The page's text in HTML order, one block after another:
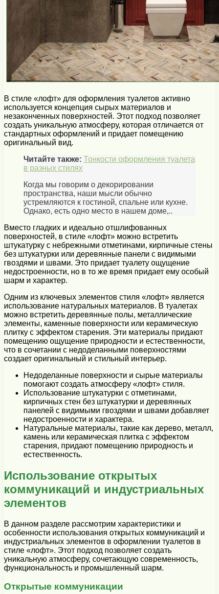
В стиле «лофт» для оформления туалетов активно
используется концепция сырых материалов и
незаконченных поверхностей. Этот подход позволяет
создать уникальную атмосферу, которая отличается от
стандартных оформлений и придает помещению
оригинальный вид.
Читайте также: Тонкости оформления туалета
в разных стилях
Когда мы говорим о декорировании
пространства, наши мысли обычно
устремляются к гостиной, спальне или кухне.
Однако, есть одно место в нашем доме,..
Вместо гладких и идеально отшлифованных
поверхностей, в стиле «лофт» можно встретить
штукатурку с небрежными отметинами, кирпичные стены
без штукатурки или деревянные панели с видимыми
гвоздями и швами. Это придает туалету ощущение
недостроенности, но в то же время придает ему особый
шарм и характер.
Одним из ключевых элементов стиля «лофт» является
использование натуральных материалов. В туалетах
можно встретить деревянные полы, металлические
элементы, каменные поверхности или керамическую
плитку с эффектом старения. Эти материалы придают
помещению ощущение природности и естественности,
что в сочетании с недоделанными поверхностями
создает оригинальный и стильный интерьер.
Недоделанные поверхности и сырые материалы
помогают создать атмосферу «лофт» стиля.
Использование штукатурки с отметинами,
кирпичных стен без штукатурки и деревянных
панелей с видимыми гвоздями и швами добавляет
недостроенности и характера.
Натуральные материалы, такие как дерево, металл,
камень или керамическая плитка с эффектом
старения, придают помещению природность и
естественность.
Использование открытых
коммуникаций и индустриальных
элементов
В данном разделе рассмотрим характеристики и
особенности использования открытых коммуникаций и
индустриальных элементов в оформлении туалетов в
стиле «лофт». Этот подход позволяет создать
уникальную атмосферу, сочетающую современность,
функциональность и промышленный шарм.
Открытые коммуникации